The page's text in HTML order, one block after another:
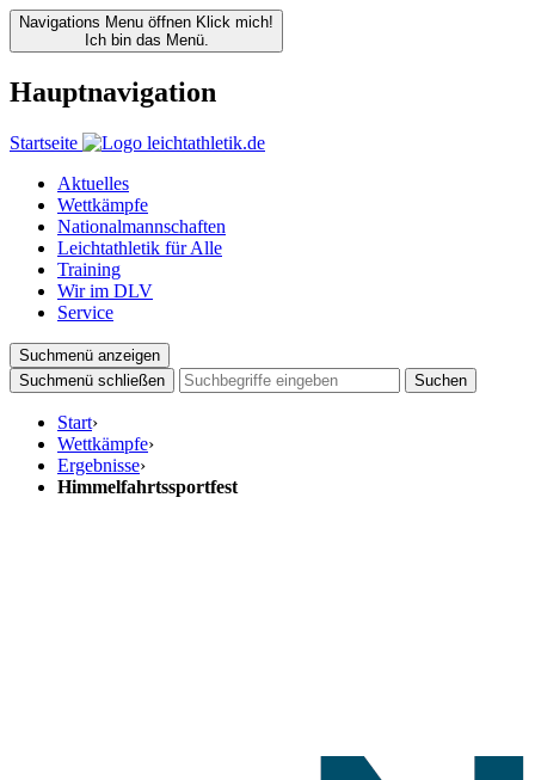
Navigations Menu öffnen Klick mich!
Ich bin das Menü.
Hauptnavigation
Startseite
Aktuelles
Wettkämpfe
Nationalmannschaften
Leichtathletik für Alle
Training
Wir im DLV
Service
Suchmenü anzeigen
Suchmenü schließen
Suchen
Start›
Wettkämpfe›
Ergebnisse›
Himmelfahrtssportfest